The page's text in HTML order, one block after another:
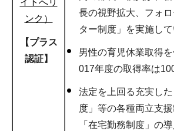
ンク）
【プラス
認証】
長の視野拡大、フォ
ター制度」を実施して
男性の育児休業取得
017年度の取得率は100
法定を上回る充実し
度」等の各種両立支援
「在宅勤務制度」の